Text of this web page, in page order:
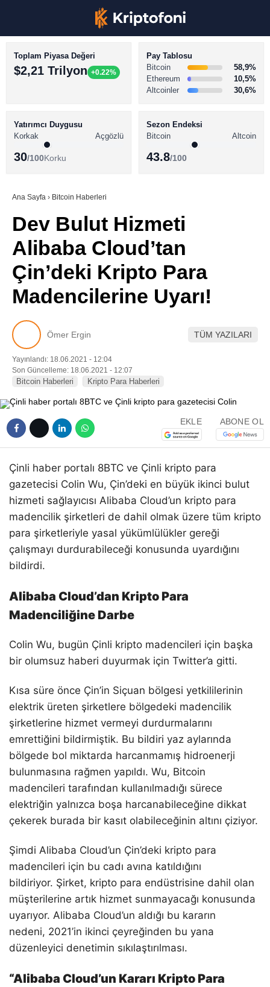
Youtube
TikTok
BİTCOİN HABERLERİ
ALTCOİN HABERLERİ
SÖZLÜK
Toplam Piyasa Değeri
$2,21 Trilyon +0.22%
Pay Tablosu
Bitcoin
58,9%
Ethereum
10,5%
Altcoinler
30,6%
Yatırımcı Duygusu
Korkak
Açgözlü
30/100Korku
Sezon Endeksi
Bitcoin
Altcoin
43.8/100
Ana Sayfa › Bitcoin Haberleri
Dev Bulut Hizmeti
Alibaba Cloud’tan
Çin’deki Kripto Para
Madencilerine Uyarı!
Ömer Ergin TÜM YAZILARI
Yayınlandı: 18.06.2021 - 12:04
Son Güncelleme: 18.06.2021 - 12:07
Bitcoin Haberleri Kripto Para Haberleri
EKLE ABONE OL
Çinli haber portalı 8BTC ve Çinli kripto para
gazetecisi Colin Wu, Çin’deki en büyük ikinci bulut
hizmeti sağlayıcısı Alibaba Cloud’un kripto para
madencilik şirketleri de dahil olmak üzere tüm kripto
para şirketleriyle yasal yükümlülükler gereği
çalışmayı durdurabileceği konusunda uyardığını
bildirdi.
Alibaba Cloud’dan Kripto Para
Madenciliğine Darbe
Colin Wu, bugün Çinli kripto madencileri için başka
bir olumsuz haberi duyurmak için Twitter’a gitti.
Kısa süre önce Çin’in Siçuan bölgesi yetkililerinin
elektrik üreten şirketlere bölgedeki madencilik
şirketlerine hizmet vermeyi durdurmalarını
emrettiğini bildirmiştik. Bu bildiri yaz aylarında
bölgede bol miktarda harcanmamış hidroenerji
bulunmasına rağmen yapıldı. Wu, Bitcoin
madencileri tarafından kullanılmadığı sürece
elektriğin yalnızca boşa harcanabileceğine dikkat
çekerek burada bir kasıt olabileceğinin altını çiziyor.
Şimdi Alibaba Cloud’un Çin’deki kripto para
madencileri için bu cadı avına katıldığını
bildiriyor. Şirket, kripto para endüstrisine dahil olan
müşterilerine artık hizmet sunmayacağı konusunda
uyarıyor. Alibaba Cloud’un aldığı bu kararın
nedeni, 2021’in ikinci çeyreğinden bu yana
düzenleyici denetimin sıkılaştırılması.
“Alibaba Cloud’un Kararı Kripto Para